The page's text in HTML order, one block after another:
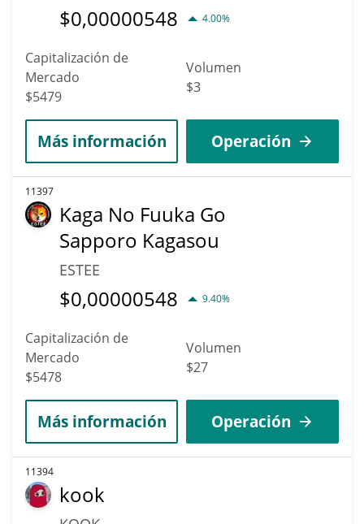
$0,00000548 4.00%
Capitalización de
Mercado
$5479
Volumen
$3
Más información Operación
11397
Kaga No Fuuka Go
Sapporo Kagasou
ESTEE
$0,00000548 9.40%
Capitalización de
Mercado
$5478
Volumen
$27
Más información Operación
11394
kook